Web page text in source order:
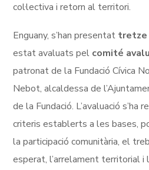
col·lectiva i retorn al territori.
Enguany, s’han presentat tretze
estat avaluats pel comité
patronat de la Fundació Cívica
Nebot, alcaldessa de
de la Fundació. L’avaluació s’ha
criteris establerts a les bases,
la participació comunitària, el
esperat, l’arrelament territorial i